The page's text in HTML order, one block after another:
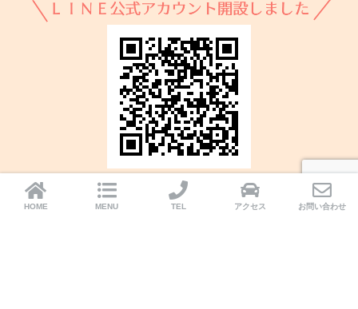
HOME MENU TEL アクセス お問い合わせ